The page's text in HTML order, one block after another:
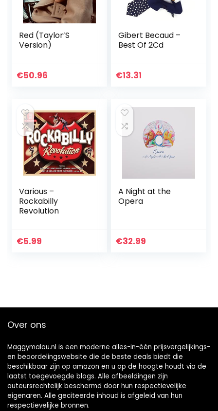
Red (Taylor’S
Version)
€50.96
Gibert Becaud –
Best Of 2Cd
€13.31
Various –
Rockabilly
Revolution
€5.99
A Night at the
Opera
€32.99
Over ons
Maggymalou.nl is een moderne alles-in-één prijsvergelijkings-
en beoordelingswebsite die de beste deals biedt die
beschikbaar zijn op amazon en u op de hoogte houdt via de
laatst toegevoegde blogs. Alle afbeeldingen zijn
auteursrechtelijk beschermd door hun respectievelijke
eigenaren. Alle geciteerde inhoud is afgeleid van hun
respectievelijke bronnen.